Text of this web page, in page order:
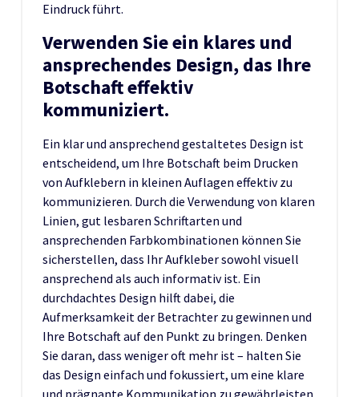
Eindruck führt.
Verwenden Sie ein klares und
ansprechendes Design, das Ihre
Botschaft effektiv
kommuniziert.
Ein klar und ansprechend gestaltetes Design ist
entscheidend, um Ihre Botschaft beim Drucken
von Aufklebern in kleinen Auflagen effektiv zu
kommunizieren. Durch die Verwendung von klaren
Linien, gut lesbaren Schriftarten und
ansprechenden Farbkombinationen können Sie
sicherstellen, dass Ihr Aufkleber sowohl visuell
ansprechend als auch informativ ist. Ein
durchdachtes Design hilft dabei, die
Aufmerksamkeit der Betrachter zu gewinnen und
Ihre Botschaft auf den Punkt zu bringen. Denken
Sie daran, dass weniger oft mehr ist – halten Sie
das Design einfach und fokussiert, um eine klare